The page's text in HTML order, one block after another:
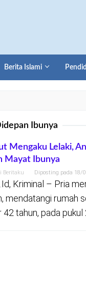
Berita Islami
Ibunya
Mengaku Lelaki,
Mayat Ibunya
Beritaku Diposting pada 18/
Kriminal – Pria
mendatangi rumah
tahun, pada pukul